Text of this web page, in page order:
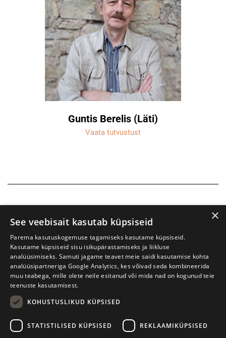
Guntis Berelis (Läti)
Vaata tutvustust
Prima Vista kirjandusfestival
+372 56906836
×
See veebisait kasutab küpsiseid
Parema kasutuskogemuse tagamiseks kasutame küpsiseid.
Kasutame küpsiseid sisu isikupärastamiseks ja liikluse
analüüsimiseks. Samuti jagame teavet meie saidi kasutamise kohta
analüüsipartneriga Google Analytics, kes võivad seda kombineerida
muu teabega, mille olete neile esitanud või mida nad on kogunud teie
teenuste kasutamisest.
KOHUSTUSLIKUD KÜPSISED
STATISTILISED KÜPSISED REKLAAMIKÜPSISED